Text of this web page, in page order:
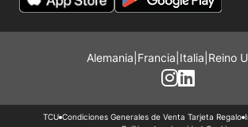
Alemania Francia Italia Reino
TCU Condiciones Generales de Venta Tarjeta Regalo